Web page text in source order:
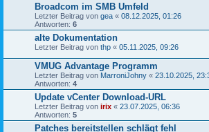
Broadcom im SMB Umfeld
Letzter Beitrag von gea « 08.12.2025, 01:26
Antworten: 6
alte Dokumentation
Letzter Beitrag von thp « 05.11.2025, 09:26
VMUG Advantage Programm
Letzter Beitrag von MarroniJohny « 23.10.2025,
Antworten: 4
Update vCenter Download-URL
Letzter Beitrag von irix « 23.07.2025, 06:36
Antworten: 5
Patches bereitstellen schlägt fehl